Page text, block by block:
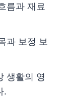
름과 재료
과 보정 보
생활의 영
.